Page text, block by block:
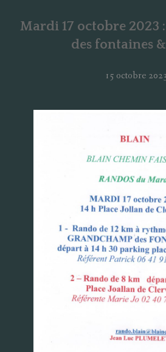
Mardi 17 octobre 2023
des fontaines
15 octobre